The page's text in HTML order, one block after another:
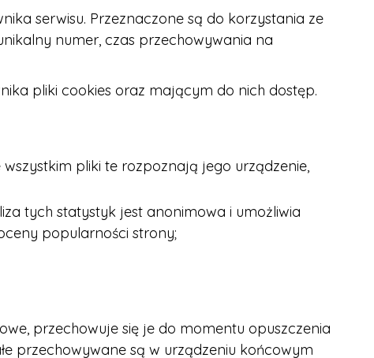
serwisu. Przeznaczone są do korzystania ze
numer, czas przechowywania na
pliki cookies oraz mającym do nich dostęp.
pliki te rozpoznają jego urządzenie,
tych statystyk jest anonimowa i umożliwia
popularności strony;
przechowuje się je do momentu opuszczenia
przechowywane są w urządzeniu końcowym